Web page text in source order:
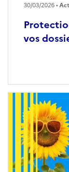
vos
30/03/2026 •